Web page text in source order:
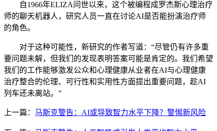
自1966年ELIZA问世以来，这个被编程成罗杰斯心理治疗
师的聊天机器人，研究人员一直在讨论AI是否能扮演治疗师
的角色。
对于这种可能性，新研究的作者写道：“尽管仍有许多重
要问题未解，但我们的发现表明答案可能是肯定的。我们希望
我们的工作能够激发公众和心理健康从业者在AI与心理健康
治疗整合的伦理、可行性和实用性方面提出重要问题，趁AI
列车还未离站。”
上一篇： 马斯克警告：AI或导致智力水平下降？警惕新风险